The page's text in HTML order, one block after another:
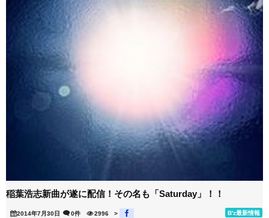
稲葉浩志新曲が遂に配信！その名も「Saturday」！！
2014年7月30日 B'z最新情報
0件 2996 >